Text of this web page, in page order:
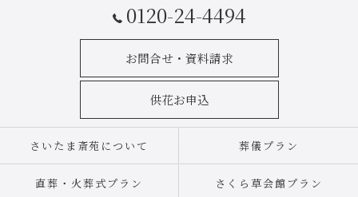
0120-24-4494
お問合せ・資料請求
供花お申込
さいたま斎苑について 葬儀プラン
直葬・火葬式プラン さくら草会館プラン